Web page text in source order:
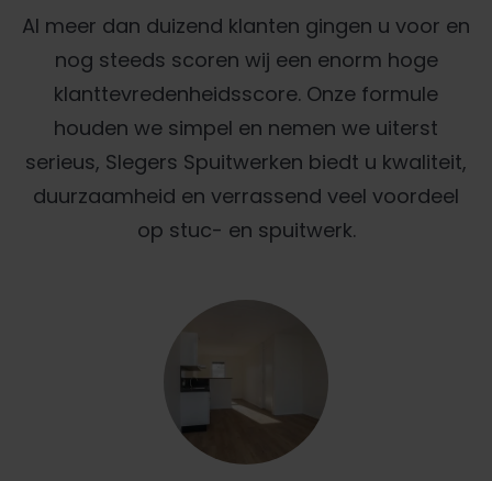
Al meer dan duizend klanten gingen u voor en
nog steeds scoren wij een enorm hoge
klanttevredenheidsscore. Onze formule
houden we simpel en nemen we uiterst
serieus, Slegers Spuitwerken biedt u kwaliteit,
duurzaamheid en verrassend veel voordeel
op stuc- en spuitwerk.